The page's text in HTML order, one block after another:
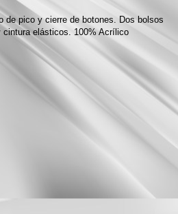
de pico y cierre de botones. Dos bolsos
elásticos. 100% Acrílico